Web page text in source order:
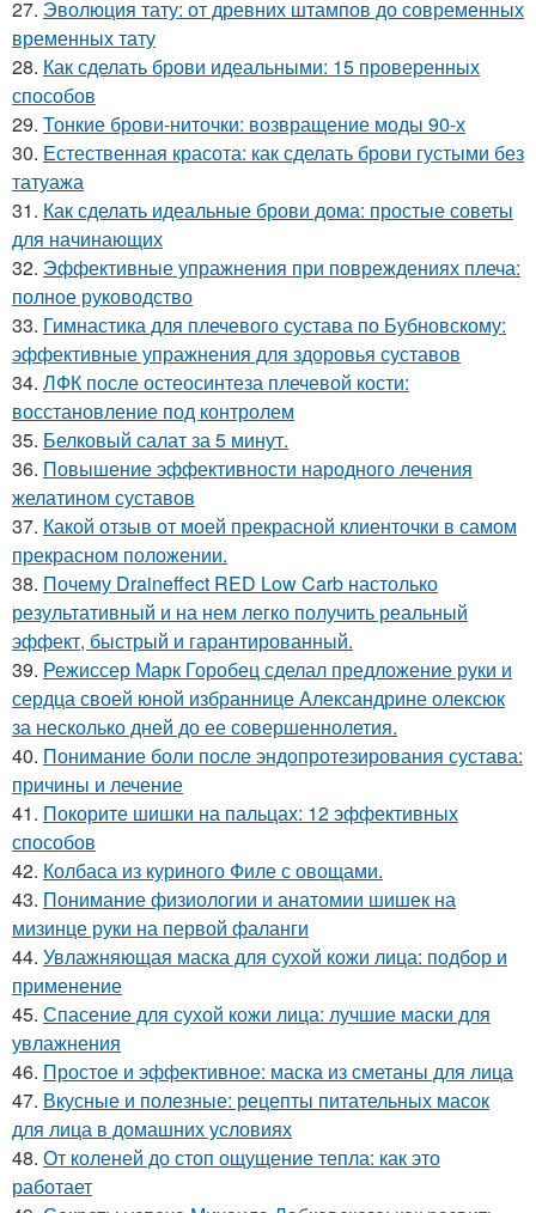
27. Эволюция тату: от древних штампов до современных
временных тату
28. Как сделать брови идеальными: 15 проверенных
способов
29. Тонкие брови-ниточки: возвращение моды 90-х
30. Естественная красота: как сделать брови густыми без
татуажа
31. Как сделать идеальные брови дома: простые советы
для начинающих
32. Эффективные упражнения при повреждениях плеча:
полное руководство
33. Гимнастика для плечевого сустава по Бубновскому:
эффективные упражнения для здоровья суставов
34. ЛФК после остеосинтеза плечевой кости:
восстановление под контролем
35. Белковый салат за 5 минут.
36. Повышение эффективности народного лечения
желатином суставов
37. Какой отзыв от моей прекрасной клиенточки в самом
прекрасном положении.
38. Почему Draineffect RED Low Carb настолько
результативный и на нем легко получить реальный
эффект, быстрый и гарантированный.
39. Режиссер Марк Горобец сделал предложение руки и
сердца своей юной избраннице Александрине олексюк
за несколько дней до ее совершеннолетия.
40. Понимание боли после эндопротезирования сустава:
причины и лечение
41. Покорите шишки на пальцах: 12 эффективных
способов
42. Колбаса из куриного Филе с овощами.
43. Понимание физиологии и анатомии шишек на
мизинце руки на первой фаланги
44. Увлажняющая маска для сухой кожи лица: подбор и
применение
45. Спасение для сухой кожи лица: лучшие маски для
увлажнения
46. Простое и эффективное: маска из сметаны для лица
47. Вкусные и полезные: рецепты питательных масок
для лица в домашних условиях
48. От коленей до стоп ощущение тепла: как это
работает